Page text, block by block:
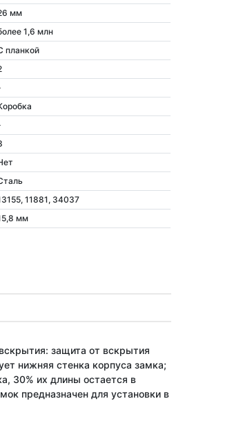
мм
1,6 млн
планкой
11881, 34037
мм
защита от вскрытия
нижняя стенка корпуса замка;
30% их длины остается в
предназначен для установки в